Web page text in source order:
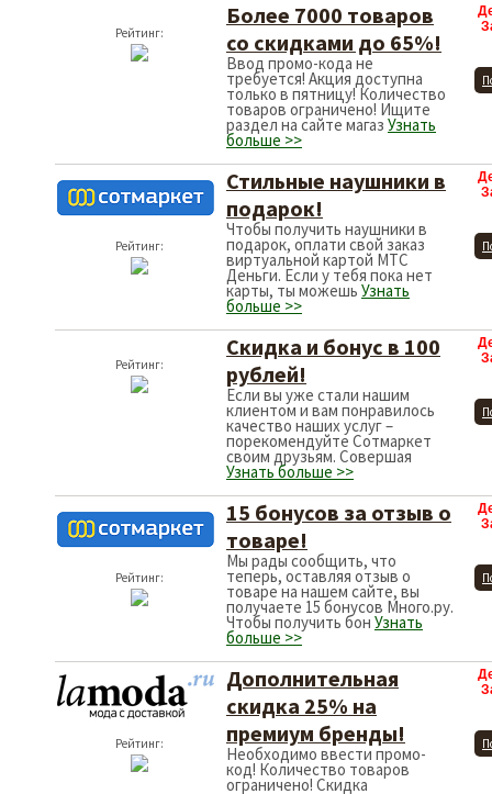
Рейтинг:
Более 7000 товаров
со скидками до 65%!
Ввод промо-кода не
требуется! Акция доступна
только в пятницу! Количество
товаров ограничено! Ищите
раздел на сайте магаз Узнать
больше >>
Рейтинг:
Стильные наушники в
подарок!
Чтобы получить наушники в
подарок, оплати свой заказ
виртуальной картой МТС
Деньги. Если у тебя пока нет
карты, ты можешь Узнать
больше >>
Рейтинг:
Скидка и бонус в 100
рублей!
Если вы уже стали нашим
клиентом и вам понравилось
качество наших услуг –
порекомендуйте Сотмаркет
своим друзьям. Совершая
Узнать больше >>
Рейтинг:
15 бонусов за отзыв о
товаре!
Мы рады сообщить, что
теперь, оставляя отзыв о
товаре на нашем сайте, вы
получаете 15 бонусов Много.ру.
Чтобы получить бон Узнать
больше >>
Рейтинг:
Дополнительная
скидка 25% на
премиум бренды!
Необходимо ввести промо-
код! Количество товаров
ограничено! Скидка